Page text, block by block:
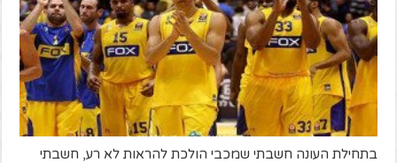
בתחילת העונה חשבתי שמכבי הולכת להראות לא רע, חשבתי